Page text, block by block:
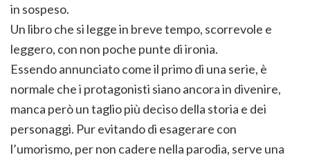
in sospeso.
Un libro che si legge in breve tempo, scorrevole e
leggero, con non poche punte di ironia.
Essendo annunciato come il primo di una serie, è
normale che i protagonisti siano ancora in divenire,
manca però un taglio più deciso della storia e dei
personaggi. Pur evitando di esagerare con
l’umorismo, per non cadere nella parodia, serve una